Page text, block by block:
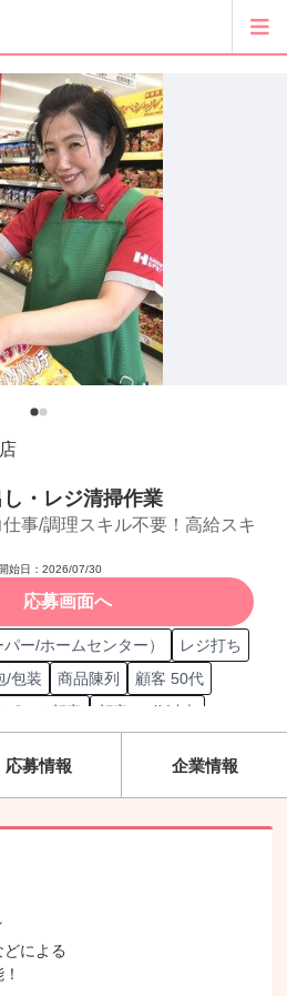
・レジ清掃作業
事/調理スキル不要！高給スキ
始日： 2026/07/30
応募画面へ
ー/ホームセンター）
レジ打ち
/包装 商品陳列
顧客 50代
ート顧客
顧客 70代以上
60代 昼勤/日勤
顧客 男性
応募情報 企業情報
による